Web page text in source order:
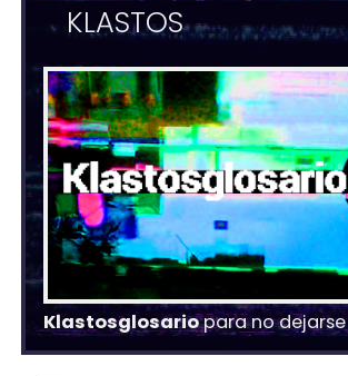
KLASTOS
Klastosglosariopara no dejarse